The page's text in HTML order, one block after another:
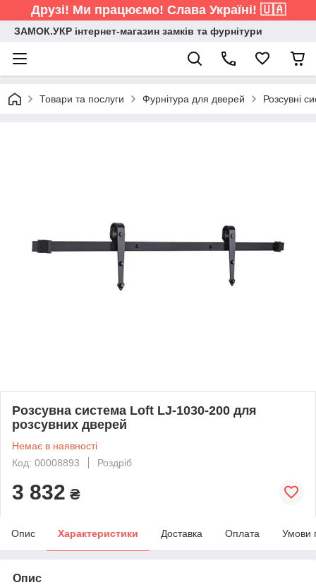
Друзі! Ми працюємо! Слава Україні! 🇺🇦
ЗАМОК.УКР інтернет-магазин замків та фурнітури
Товари та послуги Фурнітура для дверей Розсувні
Розсувна система Loft LJ-1030-200 для
розсувних дверей
Немає в наявності
Код: 00008893
Роздріб
3 832 ₴
Опис Характеристики Доставка Оплата Умови
Опис